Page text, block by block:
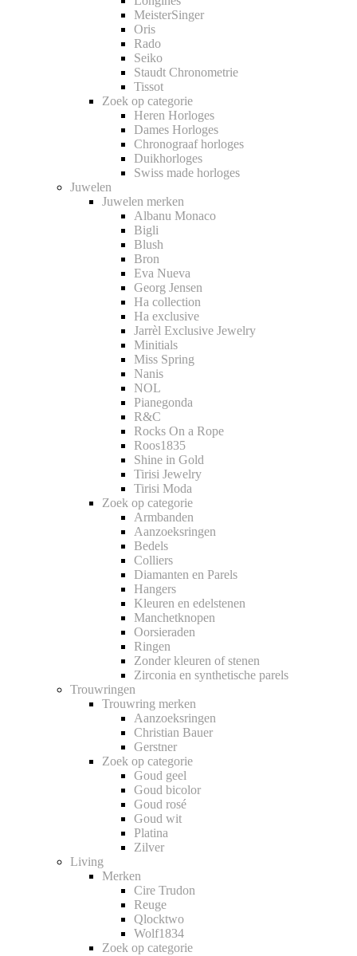
MeisterSinger
Oris
Rado
Seiko
Staudt Chronometrie
Tissot
Zoek op categorie
Heren Horloges
Dames Horloges
Chronograaf horloges
Duikhorloges
Swiss made horloges
Juwelen
Juwelen merken
Albanu Monaco
Bigli
Blush
Bron
Eva Nueva
Georg Jensen
Ha collection
Ha exclusive
Jarrèl Exclusive Jewelry
Minitials
Miss Spring
Nanis
NOL
Pianegonda
R&C
Rocks On a Rope
Roos1835
Shine in Gold
Tirisi Jewelry
Tirisi Moda
Zoek op categorie
Armbanden
Aanzoeksringen
Bedels
Colliers
Diamanten en Parels
Hangers
Kleuren en edelstenen
Manchetknopen
Oorsieraden
Ringen
Zonder kleuren of stenen
Zirconia en synthetische parels
Trouwringen
Trouwring merken
Aanzoeksringen
Christian Bauer
Gerstner
Zoek op categorie
Goud geel
Goud bicolor
Goud rosé
Goud wit
Platina
Zilver
Living
Merken
Cire Trudon
Reuge
Qlocktwo
Wolf1834
Zoek op categorie